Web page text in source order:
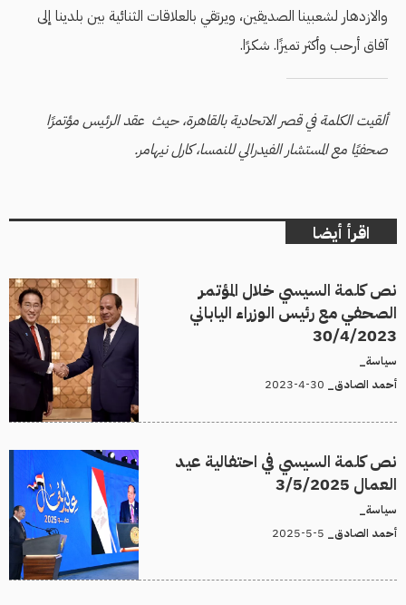
والازدهار لشعبينا الصديقين، ويرتقي بالعلاقات الثنائية بين بلدينا إلى
آفاق أرحب وأكثر تميزًا. شكرًا.
ألقيت الكلمة في قصر الاتحادية بالقاهرة، حيث عقد الرئيس مؤتمرًا
صحفيًا مع المستشار الفيدرالي للنمسا، كارل نيهامر.
اقرأ أيضا
نص كلمة السيسي خلال المؤتمر
الصحفي مع رئيس الوزراء الياباني
30/4/2023
سياسة_
أحمد الصادق_
نص كلمة السيسي في احتفالية عيد
العمال 3/5/2025
سياسة_
أحمد الصادق_